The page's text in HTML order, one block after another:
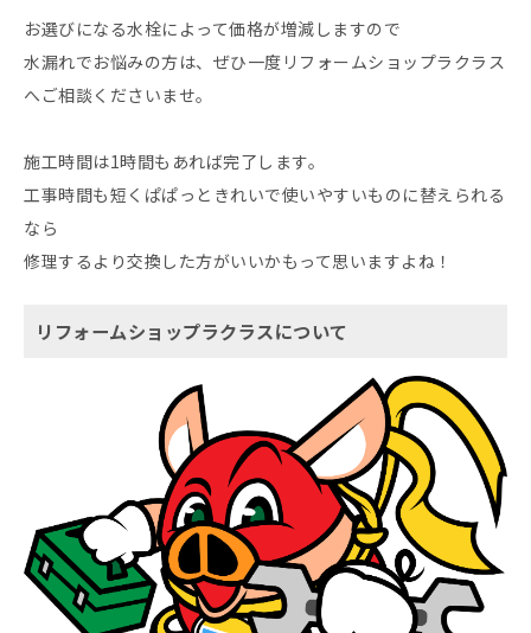
お選びになる水栓によって価格が増減しますので
水漏れでお悩みの方は、ぜひ一度リフォームショップラクラス
へご相談くださいませ。
施工時間は1時間もあれば完了します。
工事時間も短くぱぱっときれいで使いやすいものに替えられる
なら
修理するより交換した方がいいかもって思いますよね！
リフォームショップラクラスについて